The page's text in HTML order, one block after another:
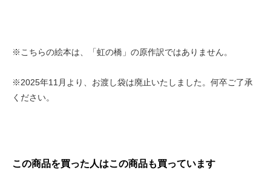
※こちらの絵本は、「虹の橋」の原作訳ではありません。
※2025年11月より、お渡し袋は廃止いたしました。何卒ご了承
ください。
この商品を買った人はこの商品も買っています